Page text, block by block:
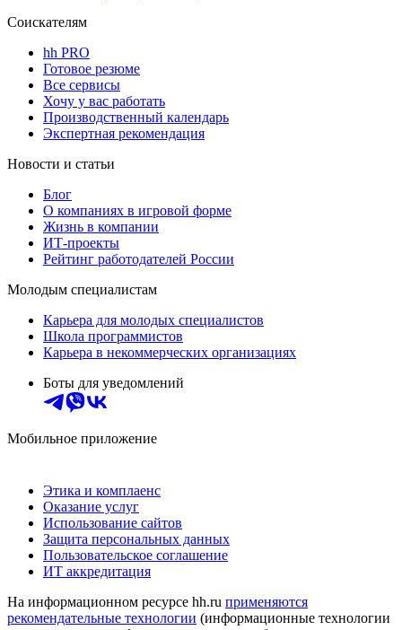
Соискателям
hh PRO
Готовое резюме
Все сервисы
Хочу у вас работать
Производственный календарь
Экспертная рекомендация
Новости и статьи
Блог
О компаниях в игровой форме
Жизнь в компании
ИТ-проекты
Рейтинг работодателей России
Молодым специалистам
Карьера для молодых специалистов
Школа программистов
Карьера в некоммерческих организациях
Боты для уведомлений
Мобильное приложение
Этика и комплаенс
Оказание услуг
Использование сайтов
Защита персональных данных
Пользовательское соглашение
ИТ аккредитация
На информационном ресурсе hh.ru применяются
рекомендательные технологии (информационные технологии